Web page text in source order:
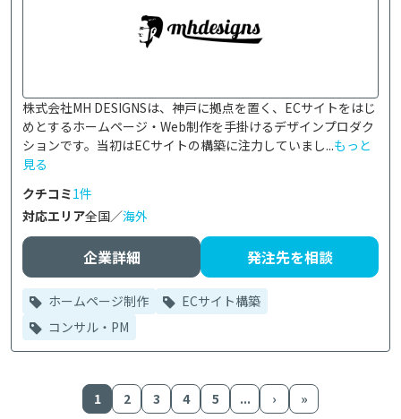
株式会社MH DESIGNSは、神戸に拠点を置く、ECサイトをはじ
めとするホームページ・Web制作を手掛けるデザインプロダク
ションです。当初はECサイトの構築に注力していまし...もっと
見る
クチコミ1件
対応エリア全国／海外
企業詳細 発注先を相談
ホームページ制作
ECサイト構築
コンサル・PM
1 2 3 4 5 ... › »